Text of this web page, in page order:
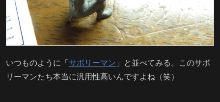
いつものように「 サボリーマン 」と並べてみる。このサボ
リーマンたち本当に汎用性高いんですよね（笑）